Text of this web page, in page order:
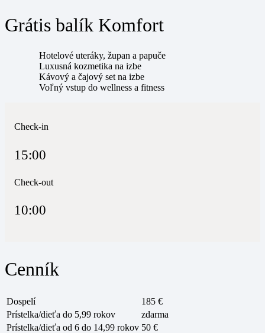
Grátis balík Komfort
Hotelové uteráky, župan a papuče
Luxusná kozmetika na izbe
Kávový a čajový set na izbe
Voľný vstup do wellness a fitness
Check-in
15:00
Check-out
10:00
Cenník
Dospelí
185 €
Prístelka/dieťa do 5,99 rokov
zdarma
Prístelka/dieťa od 6 do 14,99 rokov 50 €